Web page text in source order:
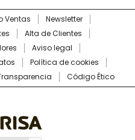
Ventas
Newsletter
Alta de Clientes
Aviso legal
Política de cookies
Código Ético